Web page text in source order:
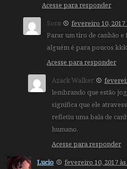
Acesse para responder
Sora
fevereiro 10, 2017
Parar um tiro de canhão
alguém é para poucos
Acesse para responder
Azack Walker
lembrando que estão
significa que ele
refletiu uma bala de
humano.
Acesse para responder
Lucio
fevereiro 10, 2017